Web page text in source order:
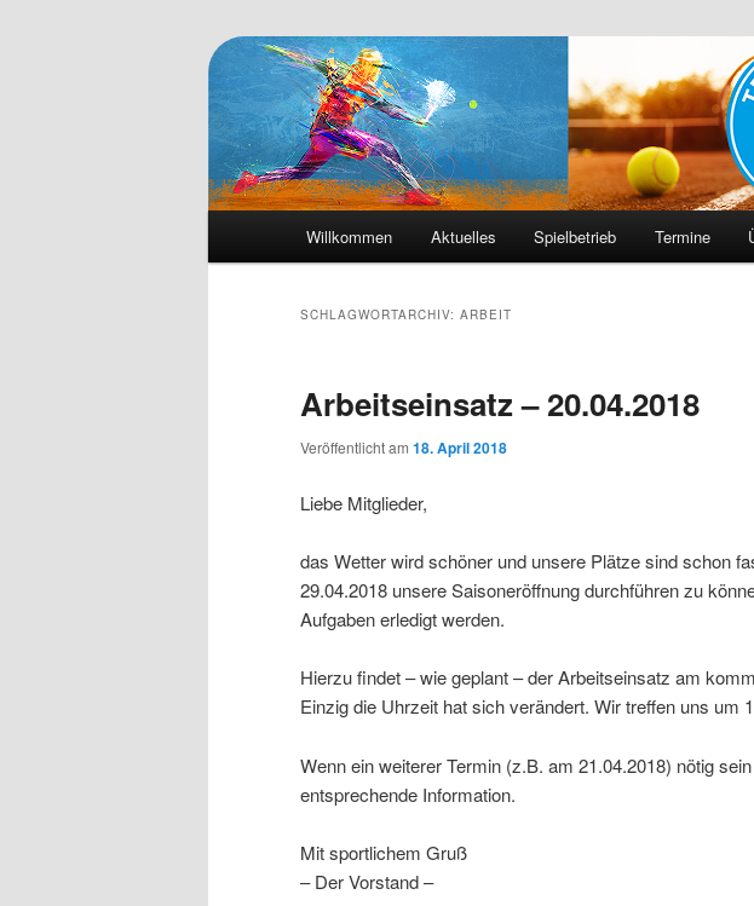
Tennis-Vehrte
Die Webseite des Tennisclub Vehrte e. V.
Zum
springen
Zum
springen
Willkommen Aktuelles Spielbetrieb Termine
SCHLAGWORTARCHIV: ARBEIT
Arbeitseinsatz – 20.04.2018
Veröffentlicht am 18. April 2018
Liebe Mitglieder,
das Wetter wird schöner und unsere Plätze sind schon
29.04.2018 unsere Saisoneröffnung durchführen zu
Aufgaben erledigt werden.
Hierzu findet – wie geplant – der Arbeitseinsatz am
Einzig die Uhrzeit hat sich verändert. Wir treffen uns um
Wenn ein weiterer Termin (z.B. am 21.04.2018) nötig
entsprechende Information.
Mit sportlichem Gruß
– Der Vorstand –